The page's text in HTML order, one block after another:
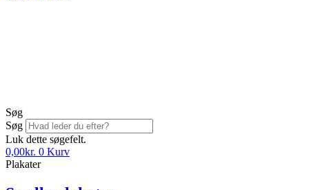
Søg
Søg
Luk dette søgefelt.
0,00kr. 0 Kurv
Plakater